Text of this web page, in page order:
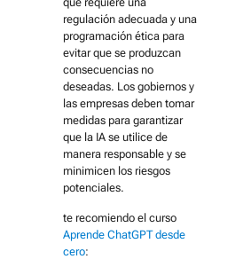
regulación adecuada y una
programación ética para
evitar que se produzcan
consecuencias no
deseadas. Los gobiernos y
las empresas deben tomar
medidas para garantizar
que la IA se utilice de
manera responsable y se
minimicen los riesgos
potenciales.
te recomiendo el curso
Aprende ChatGPT desde
cero: